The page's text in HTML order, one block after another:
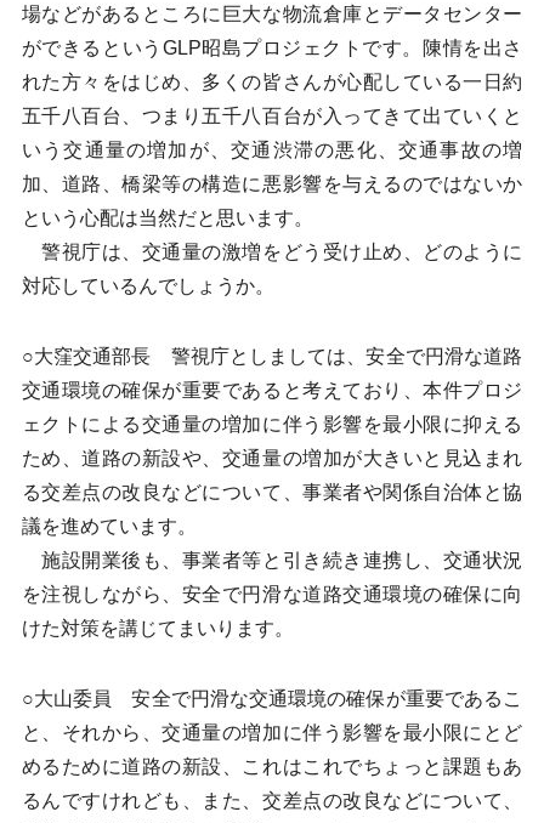
場などがあるところに巨大な物流倉庫とデータセンター
ができるというGLP昭島プロジェクトです。陳情を出さ
れた方々をはじめ、多くの皆さんが心配している一日約
五千八百台、つまり五千八百台が入ってきて出ていくと
いう交通量の増加が、交通渋滞の悪化、交通事故の増
加、道路、橋梁等の構造に悪影響を与えるのではないか
という心配は当然だと思います。
警視庁は、交通量の激増をどう受け止め、どのように
対応しているんでしょうか。
○大窪交通部長 警視庁としましては、安全で円滑な道路
交通環境の確保が重要であると考えており、本件プロジ
ェクトによる交通量の増加に伴う影響を最小限に抑える
ため、道路の新設や、交通量の増加が大きいと見込まれ
る交差点の改良などについて、事業者や関係自治体と協
議を進めています。
施設開業後も、事業者等と引き続き連携し、交通状況
を注視しながら、安全で円滑な道路交通環境の確保に向
けた対策を講じてまいります。
○大山委員 安全で円滑な交通環境の確保が重要であるこ
と、それから、交通量の増加に伴う影響を最小限にとど
めるために道路の新設、これはこれでちょっと課題もあ
るんですけれども、また、交差点の改良などについて、